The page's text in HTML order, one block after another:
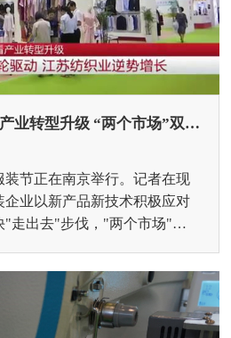
江苏国际服装节上看产业转型升级 “两个市场”双轮驱动 江苏纺织业逆势增长
节正在南京举行。记者在现
业以新产品新技术积极应对
"走出去"步伐，"两个市场"双